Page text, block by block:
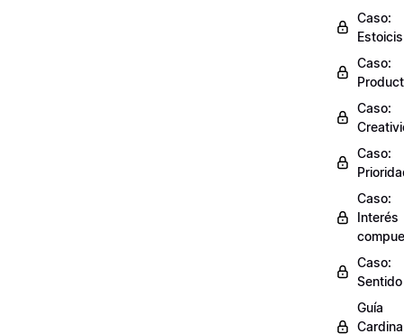
Caso:
Caso:
Caso:
Caso:
Caso:
Interés
Caso:
Sentido
Guía